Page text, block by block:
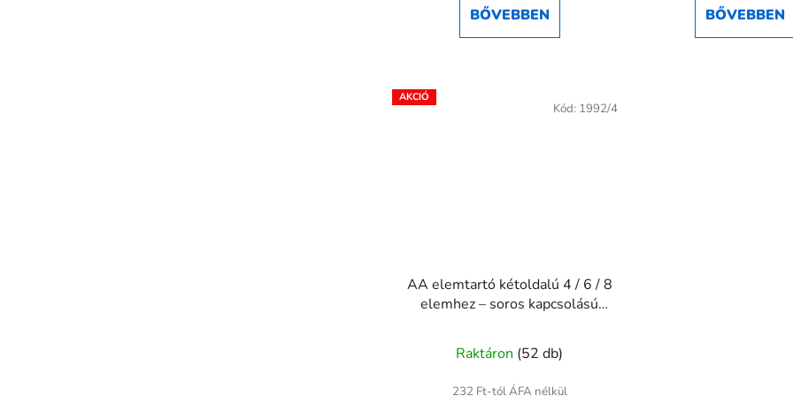
BŐVEBBEN BŐVEBBEN
AA elemtartó kétoldalú 4 / 6 / 8
elemhez – soros kapcsolású
Raktáron (52 db)
232 Ft-tól ÁFA nélkül
Kód: 1992/4